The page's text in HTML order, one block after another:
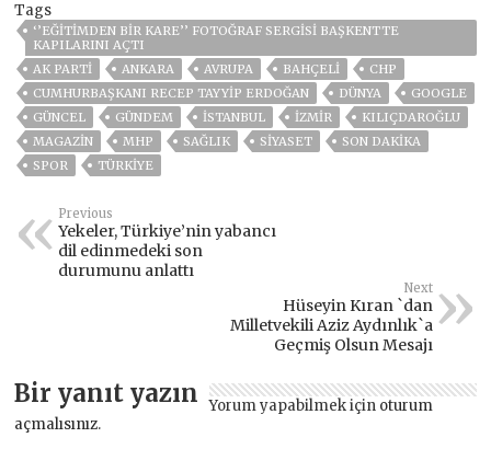
Tags
‘’EĞİTİMDEN BİR KARE’’ FOTOĞRAF SERGİSİ BAŞKENTTE
KAPILARINI AÇTI
AK PARTİ
ANKARA AVRUPA BAHÇELİ
CHP
CUMHURBAŞKANI RECEP TAYYIP ERDOĞAN
DÜNYA
GOOGLE
GÜNCEL
GÜNDEM ISTANBUL İZMIR
KILIÇDAROĞLU
MAGAZİN
MHP SAĞLIK SİYASET
SON DAKIKA
SPOR
TÜRKİYE
Previous
Yekeler, Türkiye’nin yabancı
dil edinmedeki son
durumunu anlattı
Next
Hüseyin Kıran `dan
Milletvekili Aziz Aydınlık`a
Geçmiş Olsun Mesajı
Bir yanıt yazın Yorum yapabilmek için oturum
açmalısınız.